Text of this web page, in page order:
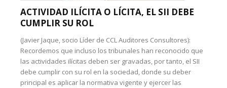
ACTIVIDAD ILÍCITA O LÍCITA, EL SII DEBE
CUMPLIR SU ROL
(Javier Jaque, socio Líder de CCL Auditores Consultores):
Recordemos que incluso los tribunales han reconocido que
las actividades ilícitas deben ser gravadas, por tanto, el SII
debe cumplir con su rol en la sociedad, donde su deber
principal es aplicar la normativa vigente y ejercer las